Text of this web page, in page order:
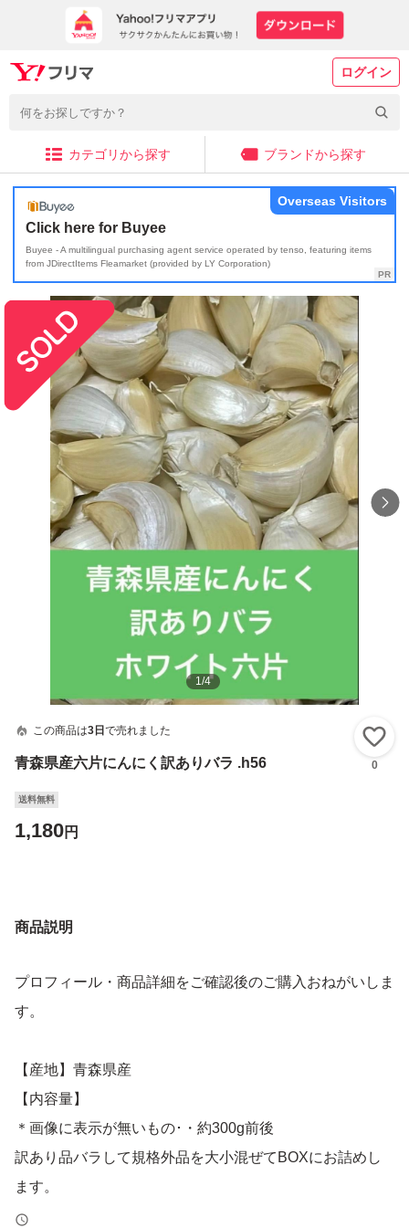
ログイン
カテゴリから探す ブランドから探す
Click here for Buyee
Buyee - A multilingual purchasing agent service operated by tenso, featuring items
from JDirectItems Fleamarket (provided by LY Corporation)
Overseas Visitors
1/4
この商品は3日 で売れました
青森県産六片にんにく訳ありバラ .h56 0
送料無料
1,180円
商品説明
プロフィール・商品詳細をご確認後のご購入おねがいしま
す。
【産地】青森県産
【内容量】
＊画像に表示が無いもの･・約300g前後
訳あり品バラして規格外品を大小混ぜてBOXにお詰めし
ます。
規格外品ですのでサイズ不揃い、キズ、皮剥がれ、茶色な